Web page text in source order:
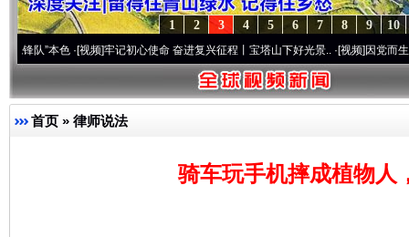
10
9
8
7
6
5
4
3
2
1
·[视频]牢记初心使命 奋进复兴征程丨宝塔山下好光景..·[视频]因党而生 为党而战
首页 » 律师说法
骑车玩手机摔成植物人